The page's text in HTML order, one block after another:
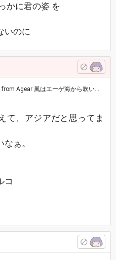
かに君の姿 を
いのに
から吹いている、という歌詞のこの曲はJAL？地中海旅行…
て、アジアだと思ってま
ぁ。
コ